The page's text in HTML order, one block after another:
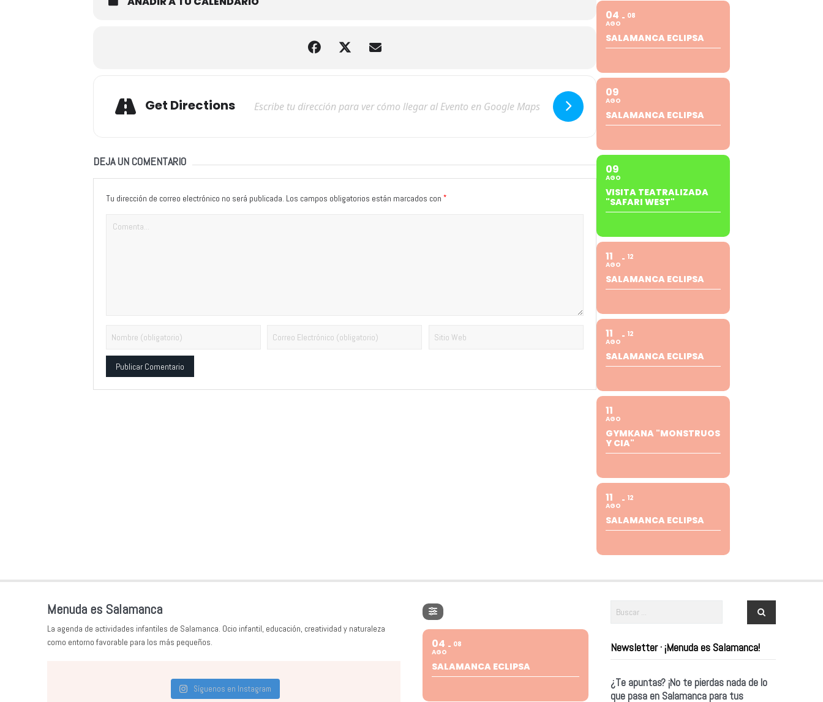
Get Directions
DEJA UN COMENTARIO
Tu dirección de correo electrónico no será publicada. Los campos obligatorios están marcados con *
04
AGO
08
SALAMANCA ECLIPSA
09
AGO
SALAMANCA ECLIPSA
09
AGO
VISITA TEATRALIZADA
"SAFARI WEST"
11
AGO
12
SALAMANCA ECLIPSA
11
AGO
12
SALAMANCA ECLIPSA
11
AGO
GYMKANA "MONSTRUOS
Y CIA"
11
AGO
12
SALAMANCA ECLIPSA
Menuda es Salamanca
La agenda de actividades infantiles de Salamanca. Ocio infantil, educación, creatividad y naturaleza
como entorno favorable para los más pequeños.
Síguenos en Instagram
04
AGO
08
SALAMANCA ECLIPSA
Newsletter · ¡Menuda es Salamanca!
¿Te apuntas? ¡No te pierdas nada de lo
que pasa en Salamanca para tus